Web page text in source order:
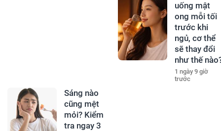
uống mật
ong mỗi tối
trước khi
ngủ, cơ thể
sẽ thay đổi
như thế
1 ngày 9 giờ
trước
Sáng nào
cũng mệt
mỏi? Kiểm
tra ngay 3